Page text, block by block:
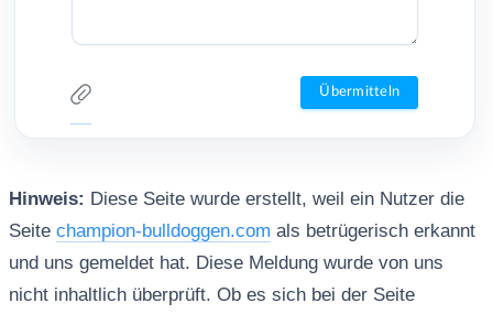
Hinweis: Diese Seite wurde erstellt, weil ein Nutzer die
Seite champion-bulldoggen.com als betrügerisch erkannt
und uns gemeldet hat. Diese Meldung wurde von uns
nicht inhaltlich überprüft. Ob es sich bei der Seite